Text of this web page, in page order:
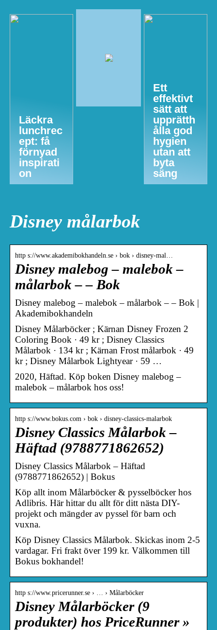
Läckra
lunchrec
ept: få
förnyad
inspirati
on
Ett
effektivt
sätt att
upprätth
ålla god
hygien
utan att
byta
säng
Disney målarbok
http s://www.akademibokhandeln.se › bok › disney-mal…
Disney malebog – malebok –
målarbok – – Bok
Disney malebog – malebok – målarbok – – Bok |
Akademibokhandeln
Disney Målarböcker ; Kärnan Disney Frozen 2
Coloring Book · 49 kr ; Disney Classics
Målarbok · 134 kr ; Kärnan Frost målarbok · 49
kr ; Disney Målarbok Lightyear · 59 …
2020, Häftad. Köp boken Disney malebog –
malebok – målarbok hos oss!
http s://www.bokus.com › bok › disney-classics-malarbok
Disney Classics Målarbok –
Häftad (9788771862652)
Disney Classics Målarbok – Häftad
(9788771862652) | Bokus
Köp allt inom Målarböcker & pysselböcker hos
Adlibris. Här hittar du allt för ditt nästa DIY-
projekt och mängder av pyssel för barn och
vuxna.
Köp Disney Classics Målarbok. Skickas inom 2-5
vardagar. Fri frakt över 199 kr. Välkommen till
Bokus bokhandel!
http s://www.pricerunner.se › … › Målarböcker
Disney Målarböcker (9
produkter) hos PriceRunner »